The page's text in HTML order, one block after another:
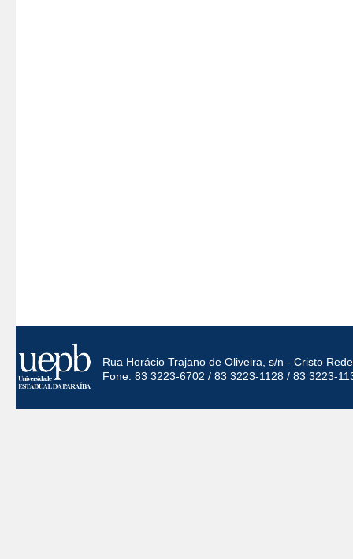
Rua Horácio Trajano de Oliveira, s/n - Cristo
Fone: 83 3223-6702 / 83 3223-1128 / 83 3223-